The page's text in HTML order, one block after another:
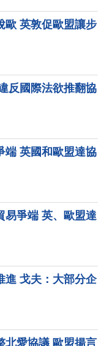
歐 英敦促歐盟讓步
反國際法欲推翻協
端 英國和歐盟達協
易爭端 英、歐盟達
進 戈夫：大部分企
北愛協議 歐盟揚言